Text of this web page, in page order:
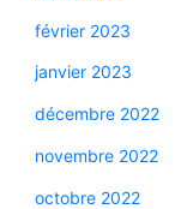
février 2023
janvier 2023
décembre 2022
novembre 2022
octobre 2022